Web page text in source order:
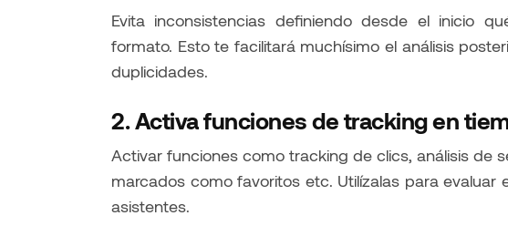
Evita inconsistencias definiendo desde el inicio
formato. Esto te facilitará muchísimo el análisis
duplicidades.
2. Activa funciones de tracking en
Activar funciones como tracking de clics, análisis de
marcados como favoritos etc. Utilízalas para
asistentes.